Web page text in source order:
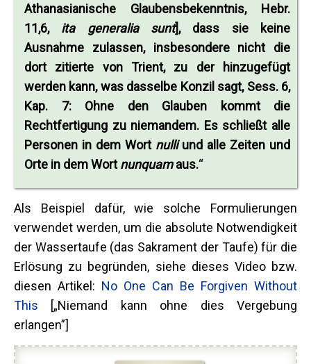
Athanasianische Glaubensbekenntnis, Hebr.
11,6, ita generalia sunt], dass sie keine
Ausnahme zulassen, insbesondere nicht die
dort zitierte von Trient, zu der hinzugefügt
werden kann, was dasselbe Konzil sagt, Sess. 6,
Kap. 7: Ohne den Glauben kommt die
Rechtfertigung zu niemandem. Es schließt alle
Personen in dem Wort nulliund alle Zeiten und
Orte in dem Wortnunquamaus.“
Als Beispiel dafür, wie solche Formulierungen
verwendet werden, um die absolute Notwendigkeit
der Wassertaufe (das Sakrament der Taufe) für die
Erlösung zu begründen, siehe dieses Video bzw.
diesen Artikel: No One Can Be Forgiven Without
This [„Niemand kann ohne dies Vergebung
erlangen”]